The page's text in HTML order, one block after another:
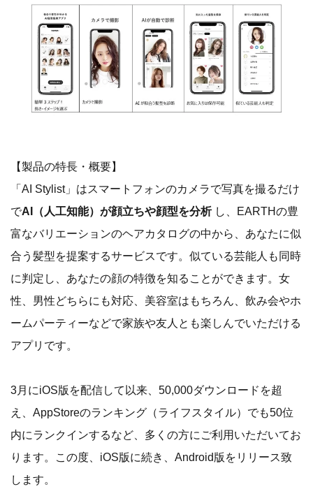
【製品の特長・概要】
「AI Stylist」はスマートフォンのカメラで写真を撮るだけ
でAI（人工知能）が顔立ちや顔型を分析し、EARTHの豊
富なバリエーションのヘアカタログの中から、あなたに似
合う髪型を提案するサービスです。似ている芸能人も同時
に判定し、あなたの顔の特徴を知ることができます。女
性、男性どちらにも対応、美容室はもちろん、飲み会やホ
ームパーティーなどで家族や友人とも楽しんでいただける
アプリです。
3月にiOS版を配信して以来、50,000ダウンロードを超
え、AppStoreのランキング（ライフスタイル）でも50位
内にランクインするなど、多くの方にご利用いただいてお
ります。この度、iOS版に続き、Android版をリリース致
します。